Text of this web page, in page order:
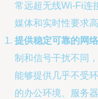
常远超无线Wi-Fi连
媒体和实时性要求
提供稳定可靠的网
制和信号干扰不同
能够提供几乎不受
的办公环境、服务